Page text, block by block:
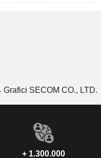
Grafici SECOM CO., LTD.
+ 1.300.000